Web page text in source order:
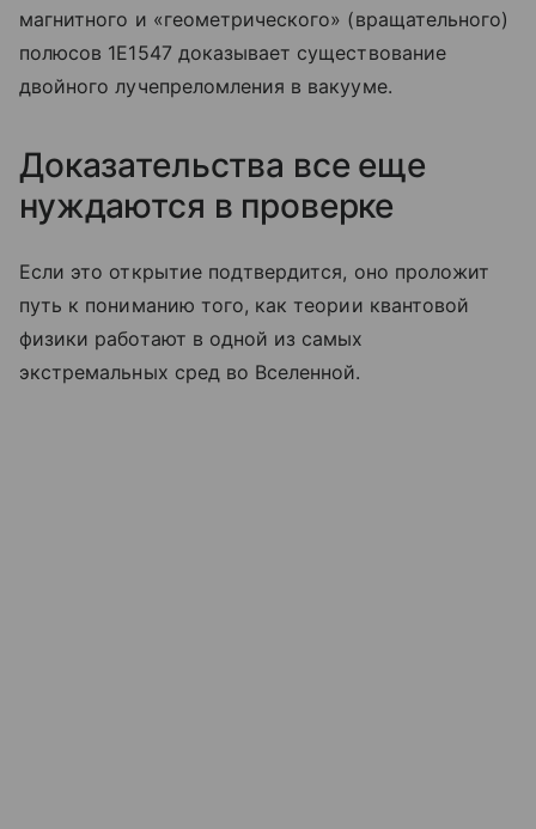
магнитного и «геометрического» (вращательного)
полюсов 1E1547 доказывает существование
двойного лучепреломления в вакууме.
Доказательства все еще
нуждаются в проверке
Если это открытие подтвердится, оно проложит
путь к пониманию того, как теории квантовой
физики работают в одной из самых
экстремальных сред во Вселенной.